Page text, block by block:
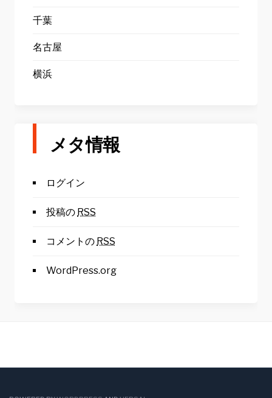
千葉
名古屋
横浜
メタ情報
ログイン
投稿の RSS
コメントの RSS
WordPress.org